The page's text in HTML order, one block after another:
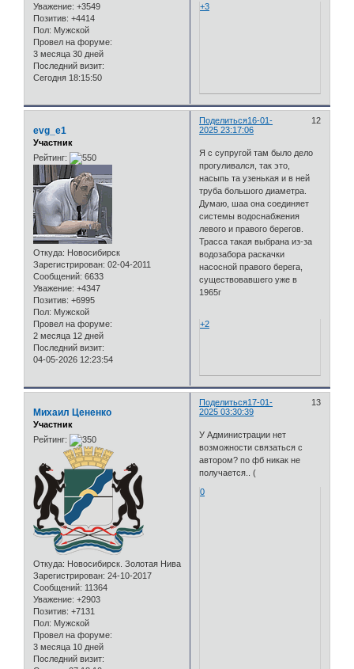
Уважение: +3549
Позитив: +4414
Пол: Мужской
Провел на форуме:
3 месяца 30 дней
Последний визит:
Сегодня 18:15:50
+3
Поделиться 12
16-01-
2025 23:17:06
evg_e1
Участник
Рейтинг:
Откуда: Новосибирск
Зарегистрирован: 02-04-2011
Сообщений: 6633
Уважение: +4347
Позитив: +6995
Пол: Мужской
Провел на форуме:
2 месяца 12 дней
Последний визит:
04-05-2026 12:23:54
Я с супругой там было дело
прогуливался, так это,
насыпь та узенькая и в ней
труба большого диаметра.
Думаю, шаа она соединяет
системы водоснабжения
левого и правого берегов.
Трасса такая выбрана из-за
водозабора раскачки
насосной правого берега,
существовавшего уже в
1965г
+2
Поделиться 13
17-01-
2025 03:30:39
Михаил Цененко
Участник
Рейтинг:
Откуда: Новосибирск. Золотая Нива
Зарегистрирован: 24-10-2017
Сообщений: 11364
Уважение: +2903
Позитив: +7131
Пол: Мужской
Провел на форуме:
3 месяца 10 дней
Последний визит:
У Администрации нет
возможности связаться с
автором? по фб никак не
получается.. (
0